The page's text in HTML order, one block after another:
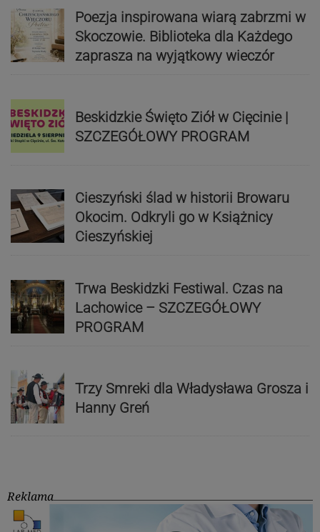
Poezja inspirowana wiarą zabrzmi w
Skoczowie. Biblioteka dla Każdego
zaprasza na wyjątkowy wieczór
Beskidzkie Święto Ziół w Cięcinie |
SZCZEGÓŁOWY PROGRAM
Cieszyński ślad w historii Browaru
Okocim. Odkryli go w Książnicy
Cieszyńskiej
Trwa Beskidzki Festiwal. Czas na
Lachowice – SZCZEGÓŁOWY
PROGRAM
Trzy Smreki dla Władysława Grosza i
Hanny Greń
Reklama